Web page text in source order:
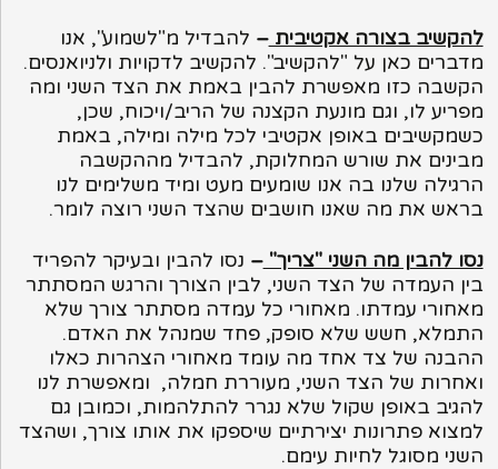
להקשיב בצורה אקטיבית– להבדיל מ"לשמוע", אנו
מדברים כאן על "להקשיב". להקשיב לדקויות ולניואנסים.
הקשבה כזו מאפשרת להבין באמת את הצד השני ומה
מפריע לו, וגם מונעת הקצנה של הריב/ויכוח, שכן,
כשמקשיבים באופן אקטיבי לכל מילה ומילה, באמת
מבינים את שורש המחלוקת, להבדיל מההקשבה
הרגילה שלנו בה אנו שומעים מעט ומיד משלימים לנו
בראש את מה שאנו חושבים שהצד השני רוצה לומר.
נסו להבין מה השני "צריך"– נסו להבין ובעיקר להפריד
בין העמדה של הצד השני, לבין הצורך והרגש המסתתר
מאחורי עמדתו. מאחורי כל עמדה מסתתר צורך שלא
התמלא, חשש שלא סופק, פחד שמנהל את האדם.
ההבנה של צד אחד מה עומד מאחורי הצהרות כאלו
ואחרות של הצד השני, מעוררת חמלה, ומאפשרת לנו
להגיב באופן שקול שלא נגרר להתלהמות, וכמובן גם
למצוא פתרונות יצירתיים שיספקו את אותו צורך, ושהצד
השני מסוגל לחיות עימם.